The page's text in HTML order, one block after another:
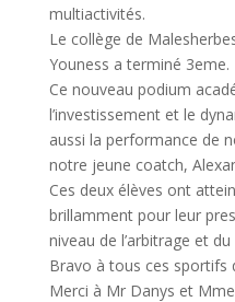
multiactivités.
Le collège de
Youness a terminé 3eme.
Ce nouveau podium
l’investissement et le
aussi la performance de
notre jeune coatch,
Ces deux élèves ont
brillamment pour leur
niveau de l’arbitrage et
Bravo à tous ces sportifs
Merci à Mr Danys et